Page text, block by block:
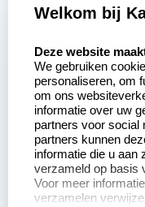
Zakelijk:
Aanvraag op
Betaling &
Verzending
Wederverkoper
worden
Sale
Welkom bij
Deze website
We gebruiken
personaliseren, om
om ons
informatie over uw
partners voor social
partners kunnen
informatie die u aan
verzameld op basis
Voor meer
verzamelen